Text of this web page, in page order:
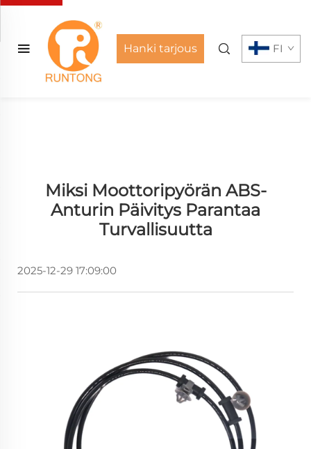
Hanki tarjous FI
Miksi Moottoripyörän ABS-
Anturin Päivitys Parantaa
Turvallisuutta
2025-12-29 17:09:00